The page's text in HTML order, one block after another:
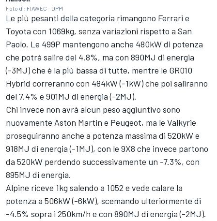
Foto di: FIAWEC - DPPI
Le più pesanti della categoria rimangono Ferrari e
Toyota con 1069kg, senza variazioni rispetto a San
Paolo. Le 499P mantengono anche 480kW di potenza
che potrà salire del 4.8%, ma con 890MJ di energia
(-3MJ) che è la più bassa di tutte, mentre le GR010
Hybrid correranno con 484kW (-1kW) che poi saliranno
del 7.4% e 901MJ di energia (-2MJ).
Chi invece non avrà alcun peso aggiuntivo sono
nuovamente Aston Martin e Peugeot, ma le Valkyrie
proseguiranno anche a potenza massima di 520kW e
918MJ di energia (-1MJ), con le 9X8 che invece partono
da 520kW perdendo successivamente un -7.3%, con
895MJ di energia.
Alpine riceve 1kg salendo a 1052 e vede calare la
potenza a 506kW (-6kW), scemando ulteriormente di
-4.5% sopra i 250km/h e con 890MJ di energia (-2MJ).